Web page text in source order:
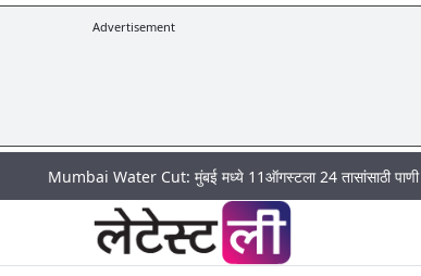
Advertisement
Mumbai Water Cut: मुंबई मध्ये 11ऑगस्टला 24 तासांसाठी पाणी पुरवठा